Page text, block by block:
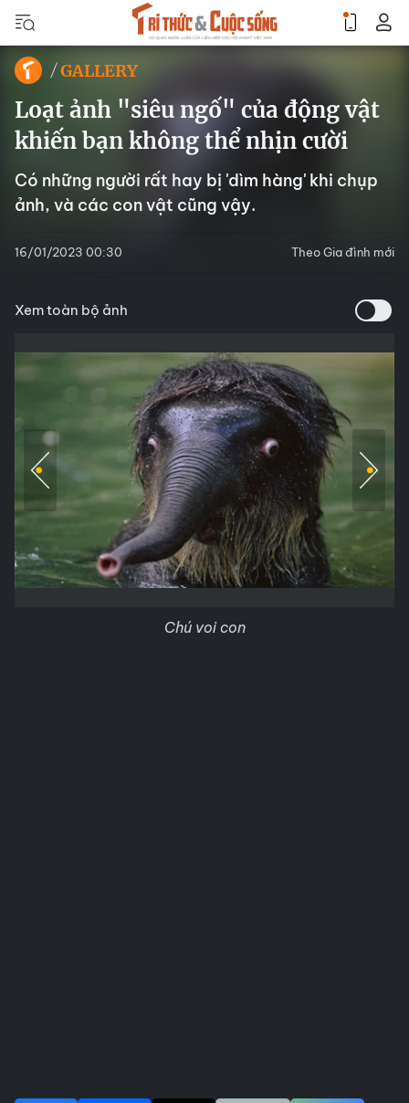
GALLERY
Loạt ảnh "siêu ngố" của động vật
khiến bạn không thể nhịn cười
Có những người rất hay bị 'dìm hàng' khi chụp
ảnh, và các con vật cũng vậy.
16/01/2023 00:30 Theo Gia đình mới
Xem toàn bộ ảnh
Chú voi con